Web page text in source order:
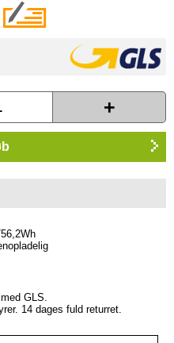
+
GLS.
14 dages fuld returret.